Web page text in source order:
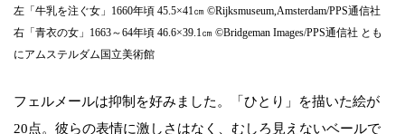
左「牛乳を注ぐ女」1660年頃 45.5×41㎝ ©Rijksmuseum,Amsterdam/PPS通信社
右「青衣の女」1663～64年頃 46.6×39.1㎝ ©Bridgeman Images/PPS通信社 とも
にアムステルダム国立美術館
フェルメールは抑制を好みました。「ひとり」を描いた絵が
20点。彼らの表情に激しさはなく、むしろ見えないベールで